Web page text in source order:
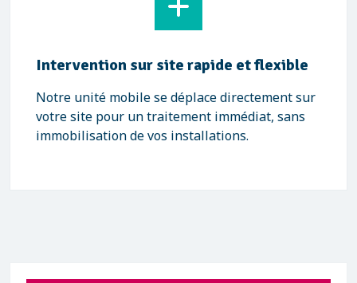
Suivi et reporting détaillés
Nous fournissons un dossier complet après
chaque intervention : taux de siccité, volumes
traités, bordereaux et traçabilité.